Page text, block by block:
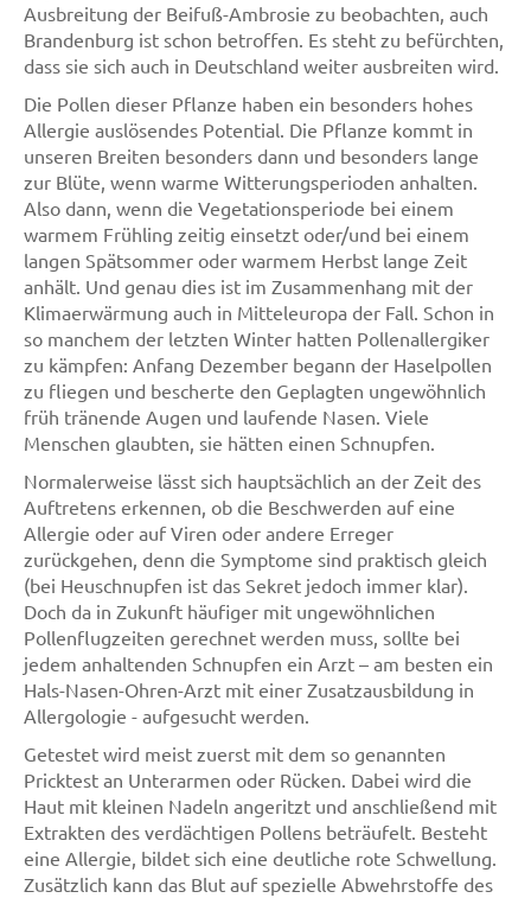
Ausbreitung der Beifuß-Ambrosie zu beobachten, auch
Brandenburg ist schon betroffen. Es steht zu befürchten,
dass sie sich auch in Deutschland weiter ausbreiten wird.
Die Pollen dieser Pflanze haben ein besonders hohes
Allergie auslösendes Potential. Die Pflanze kommt in
unseren Breiten besonders dann und besonders lange
zur Blüte, wenn warme Witterungsperioden anhalten.
Also dann, wenn die Vegetationsperiode bei einem
warmem Frühling zeitig einsetzt oder/und bei einem
langen Spätsommer oder warmem Herbst lange Zeit
anhält. Und genau dies ist im Zusammenhang mit der
Klimaerwärmung auch in Mitteleuropa der Fall. Schon in
so manchem der letzten Winter hatten Pollenallergiker
zu kämpfen: Anfang Dezember begann der Haselpollen
zu fliegen und bescherte den Geplagten ungewöhnlich
früh tränende Augen und laufende Nasen. Viele
Menschen glaubten, sie hätten einen Schnupfen.
Normalerweise lässt sich hauptsächlich an der Zeit des
Auftretens erkennen, ob die Beschwerden auf eine
Allergie oder auf Viren oder andere Erreger
zurückgehen, denn die Symptome sind praktisch gleich
(bei Heuschnupfen ist das Sekret jedoch immer klar).
Doch da in Zukunft häufiger mit ungewöhnlichen
Pollenflugzeiten gerechnet werden muss, sollte bei
jedem anhaltenden Schnupfen ein Arzt – am besten ein
Hals-Nasen-Ohren-Arzt mit einer Zusatzausbildung in
Allergologie - aufgesucht werden.
Getestet wird meist zuerst mit dem so genannten
Pricktest an Unterarmen oder Rücken. Dabei wird die
Haut mit kleinen Nadeln angeritzt und anschließend mit
Extrakten des verdächtigen Pollens beträufelt. Besteht
eine Allergie, bildet sich eine deutliche rote Schwellung.
Zusätzlich kann das Blut auf spezielle Abwehrstoffe des